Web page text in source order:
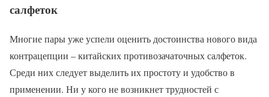
салфеток
Многие пары уже успели оценить достоинства нового вида
контрацепции – китайских противозачаточных салфеток.
Среди них следует выделить их простоту и удобство в
применении. Ни у кого не возникнет трудностей с